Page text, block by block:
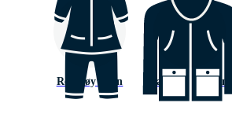
Regntøy barn Jakker for barn